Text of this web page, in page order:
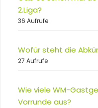
2.Liga?
36 Aufrufe
Wofür steht die
27 Aufrufe
Wie viele WM-
Vorrunde aus?